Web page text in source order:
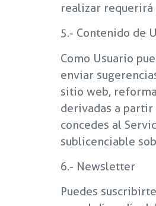
realizar requerirá
5.- Contenido de
Como Usuario
enviar
sitio web,
derivadas a
concedes al
sublicenciable
6.- Newsletter
Puedes